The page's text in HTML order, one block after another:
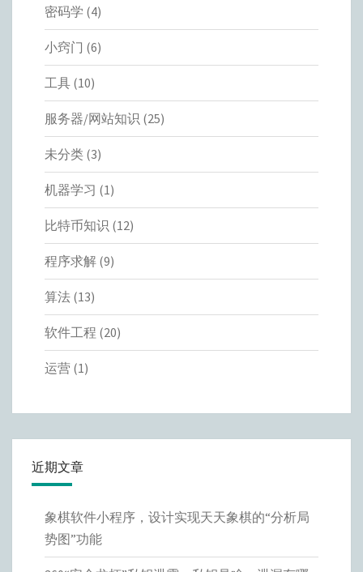
密码学 (4)
小窍门 (6)
工具 (10)
服务器/网站知识 (25)
未分类 (3)
机器学习 (1)
比特币知识 (12)
程序求解 (9)
算法 (13)
软件工程 (20)
运营 (1)
近期文章
象棋软件小程序，设计实现天天象棋的“分析局
势图”功能